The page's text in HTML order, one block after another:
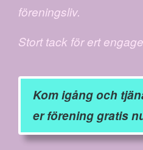
föreningsliv.
Stort tack för ert
Kom igång och
er förening gratis